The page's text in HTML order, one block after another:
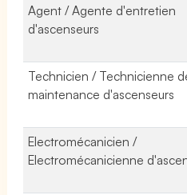
Agent / Agente d'entretien
d'ascenseurs
Technicien / Technicienne
maintenance d'ascenseurs
Electromécanicien /
Electromécanicienne